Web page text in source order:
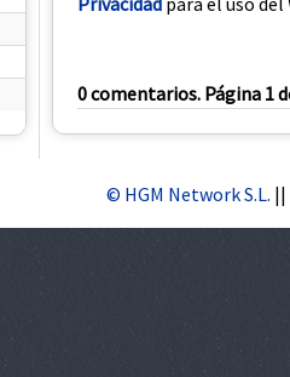
0 comentarios. Página 1
© HGM Network S.L. ||